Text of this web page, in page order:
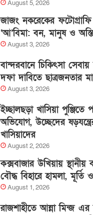
August 5, 2026
জাজং নকরেকের
‘আ’বিমা: বন, মানুষ ও
August 3, 2026
বান্দরবানে চিকিৎসা
দফা দাবিতে ছাত্রজনতার
August 3, 2026
ইচ্ছালছড়া খাসিয়া পুঞ্জিতে
অভিযোগ, উচ্ছেদের
খাসিয়াদের
August 2, 2026
কক্সবাজার উখিয়ায় স্থানীয়
বৌদ্ধ বিহারে হামলা,
August 1, 2026
রাজশাহীতে আন্না মিন্জ